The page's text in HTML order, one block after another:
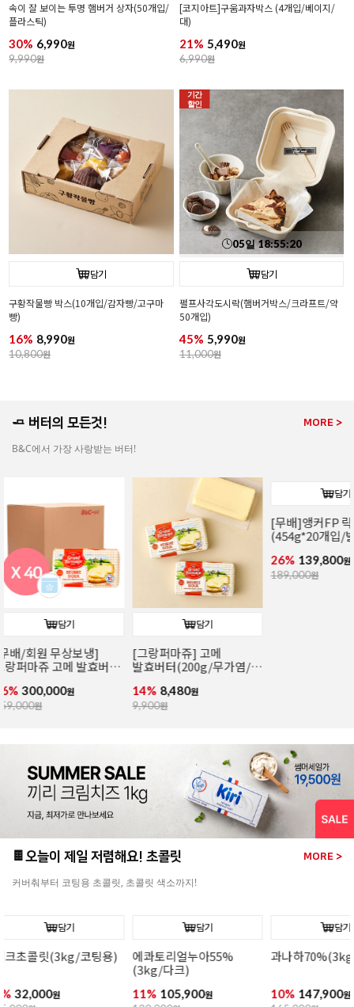
속이 잘 보이는 투명 햄버거 상자(50개입/
플라스틱)
30% 6,990원
9,990원
[코지아트]구움과자박스 (4개입/베이지/
대)
21% 5,490원
6,990원
담기
구황작물빵 박스(10개입/감자빵/고구마
빵)
16% 8,990원
10,800원
기간
할인
05일18:55:18
담기
펄프사각도시락(햄버거박스/크라프트/약
50개입)
45% 5,990원
11,000원
🧈 버터의 모든것! MORE >
B&C에서 가장 사랑받는 버터!
담기
[무배]앵커FP 락틱버터
(454g*20개입/발효버터)
26% 139,800
189,000
담기
앵커FP락틱버터(454g/
발효버터)
21% 6,990
8,900
🍫오늘이 제일 저렴해요! 초콜릿 MORE >
커버춰부터 코팅용 초콜릿, 초콜릿 색소까지!
담기
과나하70%(3kg/다크)
10% 147,900
담기
이보아르35%(3kg/
화이트)
9% 149,900원
오팔리스
13%